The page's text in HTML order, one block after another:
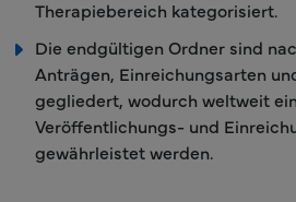
Therapiebereich kategorisiert.
Die endgültigen Ordner sind
Anträgen, Einreichungsarten
gegliedert, wodurch weltweit
Veröffentlichungs- und
gewährleistet werden.